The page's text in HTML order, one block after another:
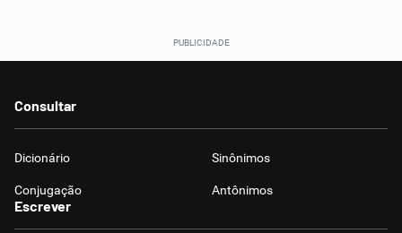
Consultar
Dicionário Sinônimos
Conjugação Antônimos
Escrever